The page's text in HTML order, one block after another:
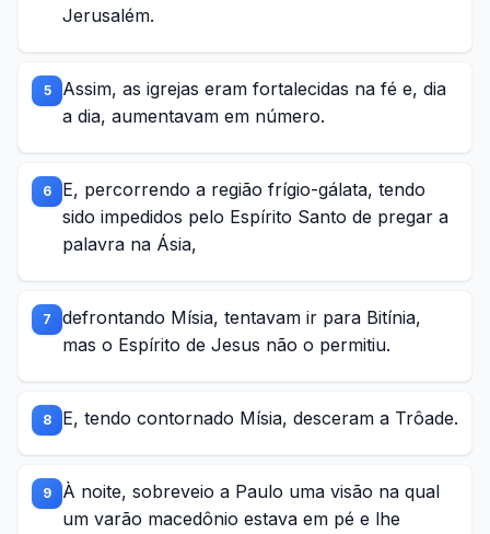
Jerusalém.
5
Assim, as igrejas eram fortalecidas na fé e, dia
a dia, aumentavam em número.
6
E, percorrendo a região frígio-gálata, tendo
sido impedidos pelo Espírito Santo de pregar a
palavra na Ásia,
7
defrontando Mísia, tentavam ir para Bitínia,
mas o Espírito de Jesus não o permitiu.
8 E, tendo contornado Mísia, desceram a Trôade.
9
À noite, sobreveio a Paulo uma visão na qual
um varão macedônio estava em pé e lhe